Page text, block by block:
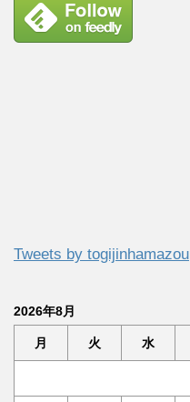
Tweets by togijinhamazou
2026年8月
月 火 水